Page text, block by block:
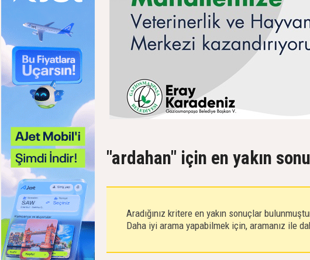
"ardahan" için en yakın
Aradığınız kritere en yakın sonuçlar
Daha iyi arama yapabilmek için, aramanız ile